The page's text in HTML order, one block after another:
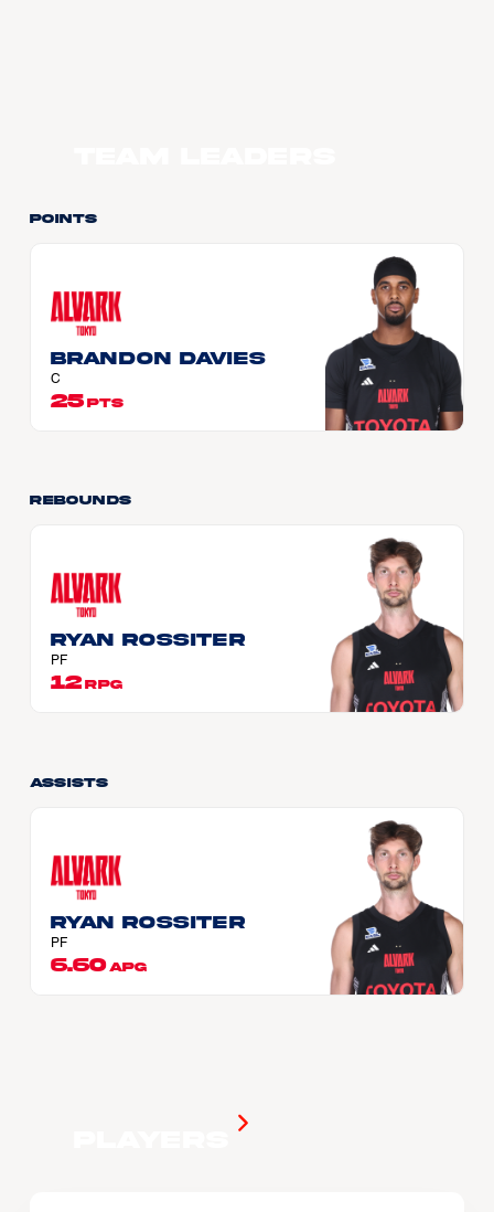
Points
Brandon DAVIES
C
25 PTS
Rebounds
Ryan ROSSITER
PF
12 RPG
Assists
Ryan ROSSITER
PF
6.60 APG